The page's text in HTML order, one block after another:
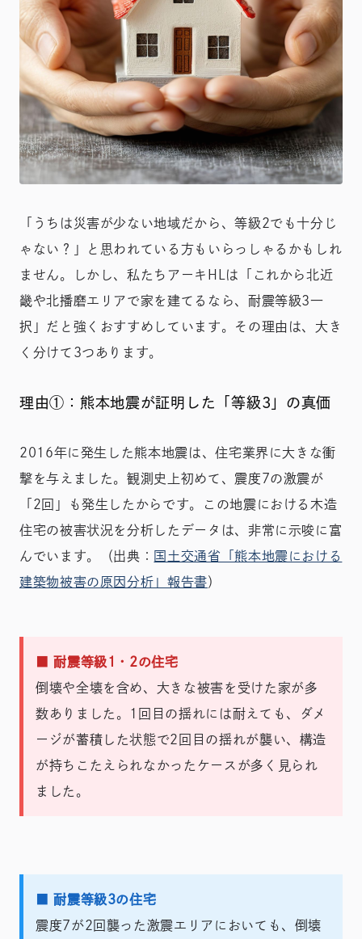
「うちは災害が少ない地域だから、等級2でも十分じ
ゃない？」と思われている方もいらっしゃるかもしれ
ません。しかし、私たちアーキHLは「これから北近
畿や北播磨エリアで家を建てるなら、耐震等級3一
択」だと強くおすすめしています。その理由は、大き
く分けて3つあります。
理由①：熊本地震が証明した「等級3」の真価
2016年に発生した熊本地震は、住宅業界に大きな衝
撃を与えました。観測史上初めて、震度7の激震が
「2回」も発生したからです。この地震における木造
住宅の被害状況を分析したデータは、非常に示唆に富
んでいます。（出典：
国土交通省「熊本地震における
建築物被害の原因分析」報告書）
■ 耐震等級1・2の住宅
倒壊や全壊を含め、大きな被害を受けた家が多
数ありました。1回目の揺れには耐えても、ダメ
ージが蓄積した状態で2回目の揺れが襲い、構造
が持ちこたえられなかったケースが多く見られ
ました。
■ 耐震等級3の住宅
震度7が2回襲った激震エリアにおいても、倒壊